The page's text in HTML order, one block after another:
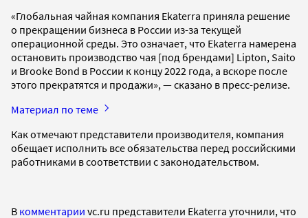
«Глобальная чайная компания Ekaterra приняла решение
о прекращении бизнеса в России из-за текущей
операционной среды. Это означает, что Ekaterra намерена
остановить производство чая [под брендами] Lipton, Saito
и Brooke Bond в России к концу 2022 года, а вскоре после
этого прекратятся и продажи», — сказано в пресс-релизе.
Материал по теме
Как отмечают представители производителя, компания
обещает исполнить все обязательства перед российскими
работниками в соответствии с законодательством.
В комментарии vc.ru представители Ekaterra уточнили, что